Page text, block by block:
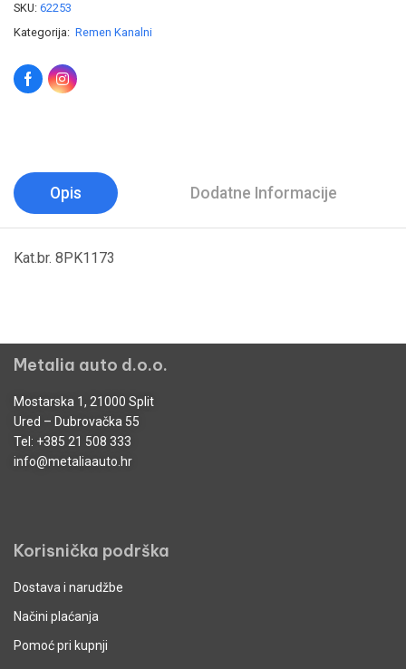
SKU: 62253
Kategorija: Remen Kanalni
Opis Dodatne Informacije
Kat.br. 8PK1173
Metalia auto d.o.o.
Mostarska 1, 21000 Split
Ured – Dubrovačka 55
Tel: +385 21 508 333
info@metaliaauto.hr
Korisnička podrška
Dostava i narudžbe
Načini plaćanja
Pomoć pri kupnji